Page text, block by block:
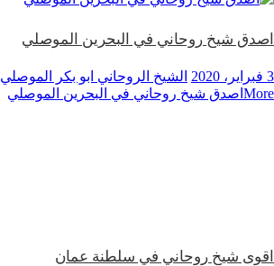
اصدق شيخ روحاني في البحرين الموصلي
3 فبراير، 2020 الشيخ الروحاني ابو بكر الموصلي
More اصدق شيخ روحاني في البحرين الموصلي
اقوى شيخ روحاني في سلطنة عمان